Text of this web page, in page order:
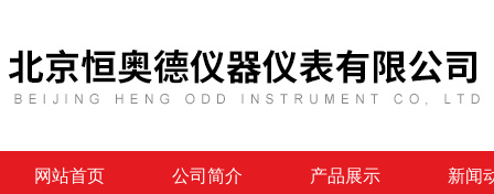
网站首页 公司简介 产品展示 新闻